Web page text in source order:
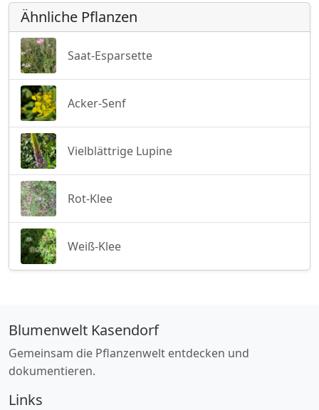
Ähnliche Pflanzen
Saat-Esparsette
Acker-Senf
Vielblättrige Lupine
Rot-Klee
Weiß-Klee
Blumenwelt Kasendorf
Gemeinsam die Pflanzenwelt entdecken und
dokumentieren.
Links